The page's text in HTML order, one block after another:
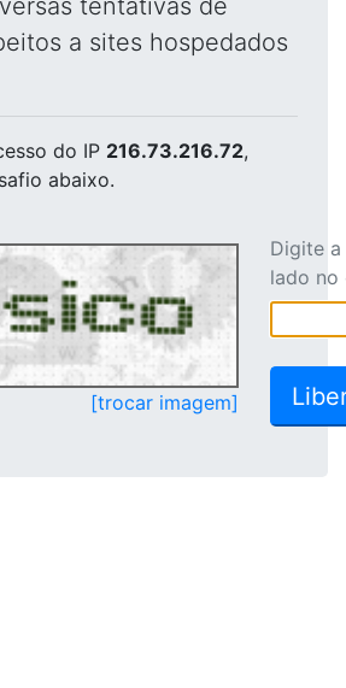
tentativas de
a sites hospedados
do IP 216.73.216.72,
abaixo.
[trocar imagem]
Digite
lado no